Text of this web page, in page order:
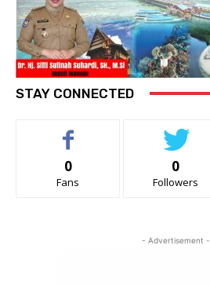
STAY CONNECTED
0
Fans
0
Followers
- Advertisement -